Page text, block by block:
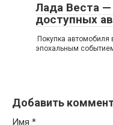
Лада Веста
доступных
Покупка
эпохальным
Добавить
Имя *